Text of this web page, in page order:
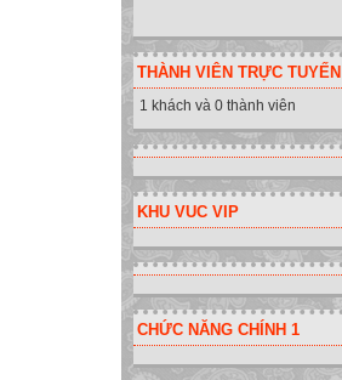
THÀNH VIÊN TRỰC TUYẾN
1 khách và 0 thành viên
KHU VUC VIP
CHỨC NĂNG CHÍNH 1